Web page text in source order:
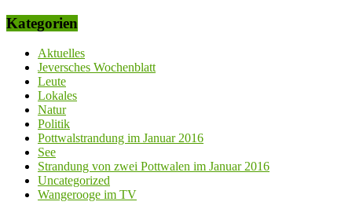
Kategorien
Aktuelles
Jeversches Wochenblatt
Leute
Lokales
Natur
Politik
Pottwalstrandung im Januar 2016
See
Strandung von zwei Pottwalen im Januar 2016
Uncategorized
Wangerooge im TV